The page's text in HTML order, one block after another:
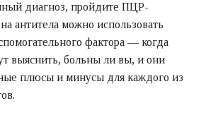
диагноз, пройдите ПЦР-
антитела можно использовать
фактора — когда
выяснить, больны ли вы, и они
плюсы и минусы для каждого из